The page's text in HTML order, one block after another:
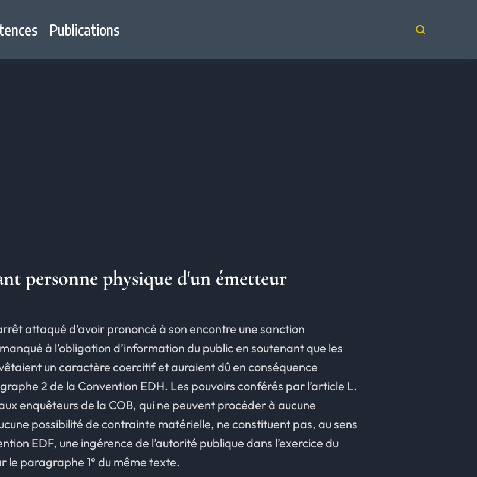
Publications
personne physique d'un émetteur​
attaqué d’avoir prononcé à son encontre une sanction
à l’obligation d’information du public en soutenant que les
un caractère coercitif et auraient dû en conséquence
2 de la Convention EDH. Les pouvoirs conférés par l’article L.
enquêteurs de la COB, qui ne peuvent procéder à aucune
possibilité de contrainte matérielle, ne constituent pas, au sens
EDF, une ingérence de l’autorité publique dans l’exercice du
le paragraphe 1° du même texte.